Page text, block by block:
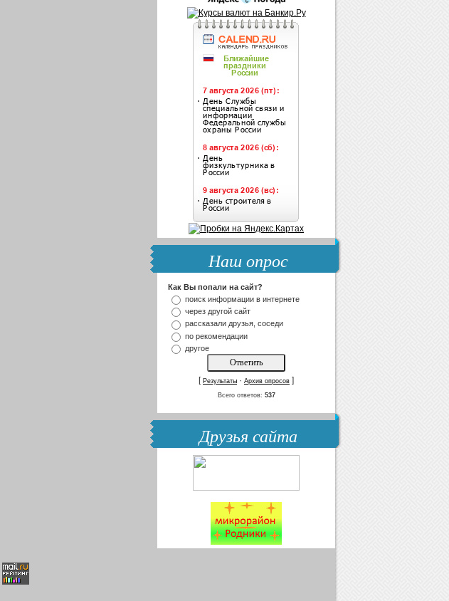
Наш опрос
Как Вы попали на сайт?
поиск информации в интернете
через другой сайт
рассказали друзья, соседи
по рекомендации
другое
[ Результаты · Архив опросов ]
Всего ответов: 537
Друзья сайта